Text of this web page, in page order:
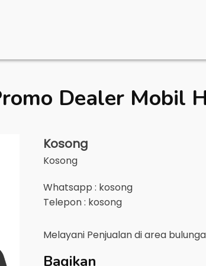
Dealer Mobil
Kosong
Kosong
Whatsapp : kosong
Telepon : kosong
Melayani Penjualan di area
Bagikan